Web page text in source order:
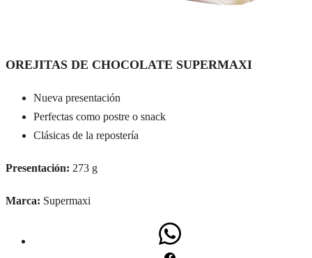
OREJITAS DE CHOCOLATE SUPERMAXI
Nueva presentación
Perfectas como postre o snack
Clásicas de la repostería
Presentación: 273 g
Marca: Supermaxi